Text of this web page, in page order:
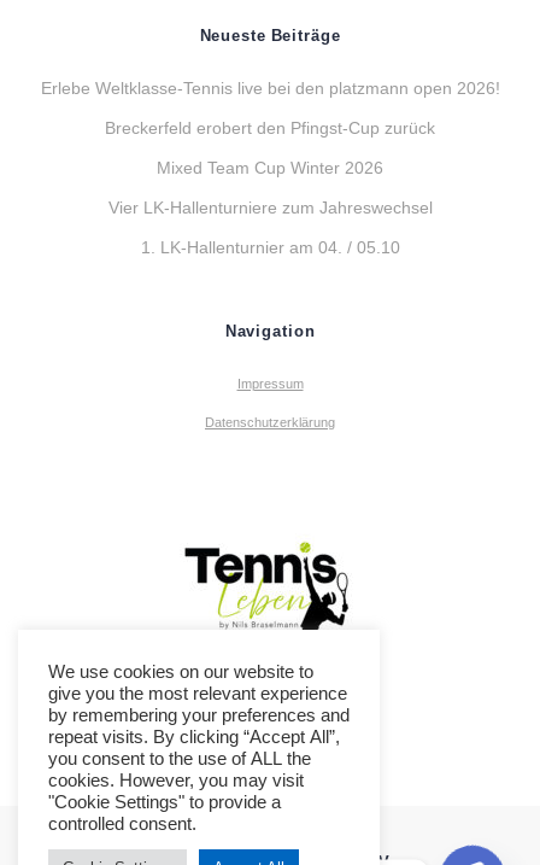
Neueste Beiträge
Erlebe Weltklasse-Tennis live bei den platzmann open 2026!
Breckerfeld erobert den Pfingst-Cup zurück
Mixed Team Cup Winter 2026
Vier LK-Hallenturniere zum Jahreswechsel
1. LK-Hallenturnier am 04. / 05.10
Navigation
Impressum
Datenschutzerklärung
We use cookies on our website to
give you the most relevant experience
by remembering your preferences and
repeat visits. By clicking “Accept All”,
you consent to the use of ALL the
cookies. However, you may visit
"Cookie Settings" to provide a
controlled consent.